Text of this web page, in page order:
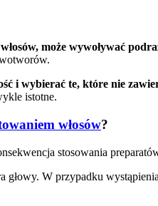
może wywoływać
i wybierać te, które nie
istotne.
włosów?
stosowania
W przypadku